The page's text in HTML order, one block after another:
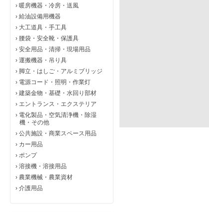
› 暖房機器・冷房・送風
› 給油設備用機器
› 大工道具・手工具
› 腰袋・安全靴・保護具
› 安全用品・清掃・現場用品
› 運搬機器・吊り具
› 脚立・はしご・アルミブリッジ
› 電源コード・照明・作業灯
› 建築金物・基礎・水回り部材
› エントランス・エクステリア
› 電化製品・空気清浄機・除湿
機・その他
› 公共施設・商業スペース用品
› カー用品
› ポンプ
› 溶接機・溶接用品
› 農業機械・農業資材
› 介護用品